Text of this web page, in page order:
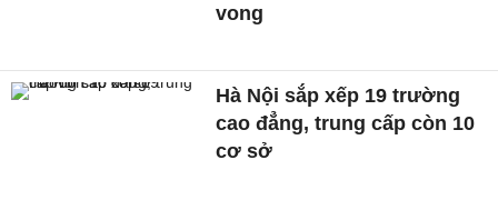
vong
Hà Nội sắp xếp 19 trường
cao đẳng, trung cấp còn 10
cơ sở